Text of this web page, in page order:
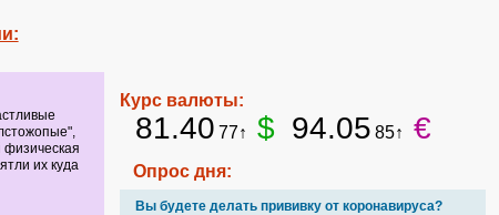
их куда
Курс валюты:
81.40 77↑ $ 94.05 85↑ €
Опрос дня:
Вы будете делать прививку от коронавируса?